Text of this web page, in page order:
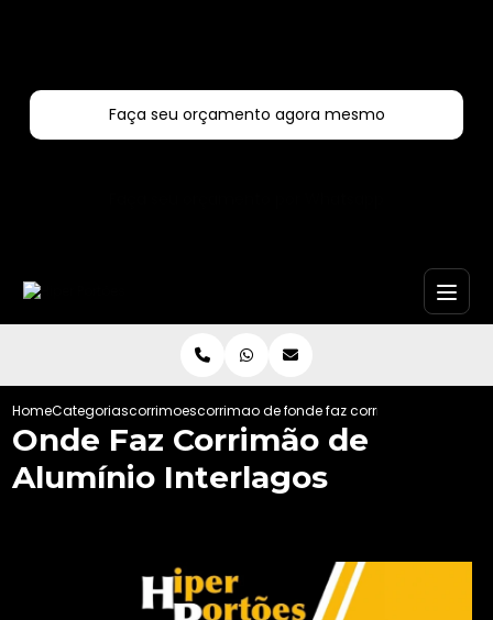
Faça seu orçamento agora mesmo
HomeCategoriascorrimoescorrimao de ferroonde faz corrimao de
Onde Faz Corrimão de
Alumínio Interlagos